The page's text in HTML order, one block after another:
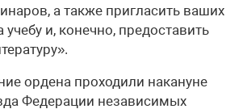
а также пригласить ваших
и, конечно, предоставить
ордена проходили накануне
Федерации независимых